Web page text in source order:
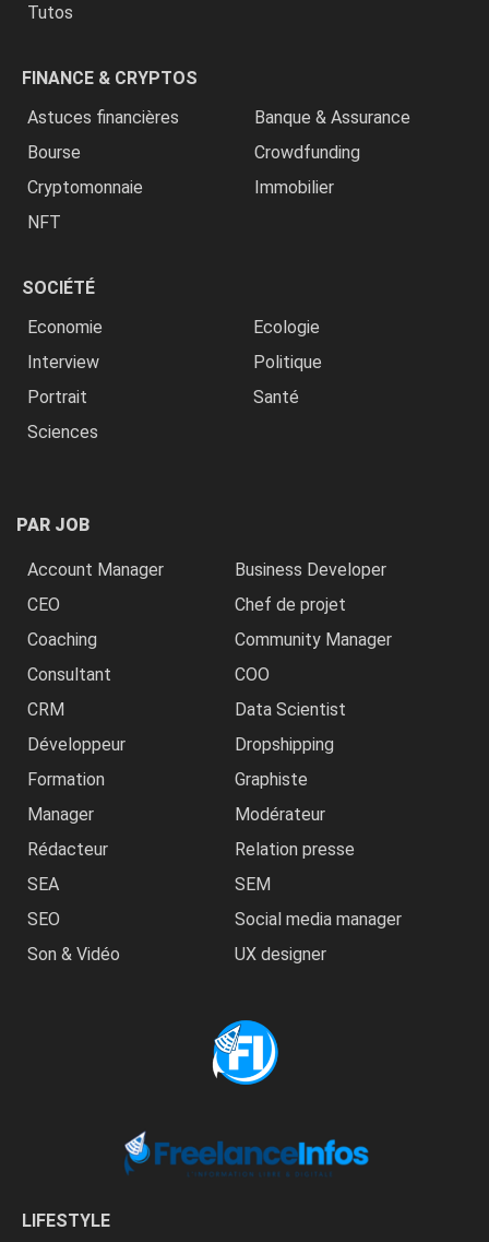
Tutos
FINANCE & CRYPTOS
Astuces financières
Banque & Assurance
Bourse
Crowdfunding
Cryptomonnaie
Immobilier
NFT
SOCIÉTÉ
Economie
Ecologie
Interview
Politique
Portrait
Santé
Sciences
PAR JOB
Account Manager
Business Developer
CEO
Chef de projet
Coaching
Community Manager
Consultant
COO
CRM
Data Scientist
Développeur
Dropshipping
Formation
Graphiste
Manager
Modérateur
Rédacteur
Relation presse
SEA
SEM
SEO
Social media manager
Son & Vidéo
UX designer
LIFESTYLE